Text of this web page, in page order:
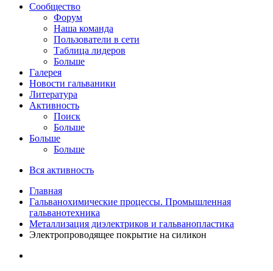
Сообщество
Форум
Наша команда
Пользователи в сети
Таблица лидеров
Больше
Галерея
Новости гальваники
Литература
Активность
Поиск
Больше
Больше
Больше
Вся активность
Главная
Гальванохимические процессы. Промышленная
гальванотехника
Металлизация диэлектриков и гальванопластика
Электропроводящее покрытие на силикон